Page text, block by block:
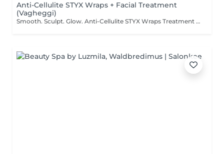
Anti-Cellulite STYX Wraps + Facial Treatment
(Vagheggi)
Smooth. Sculpt. Glow. Anti-Cellulite STYX Wraps Treatment Say goodbye to stubborn cellulite and hello to smoother, firmer skin! Our STYX Wraps are a powerful anti-cellulite treatment that uses natural active ingredients and compression bandages to visibly tone and detox your body. What it does: Targets and reduces the appearance of cellulite Boosts circulation and lymphatic flow Firms, smooths, and hydrates the skin Helps contour problem areas Feel the tightening effect from the first session and enjoy a refreshed, sculpted silhouette. Perfect as a single treatment or a course for long-term results. Make the most of time with facial treatment during the wrapping time! Ready to wrap your way to confidence?